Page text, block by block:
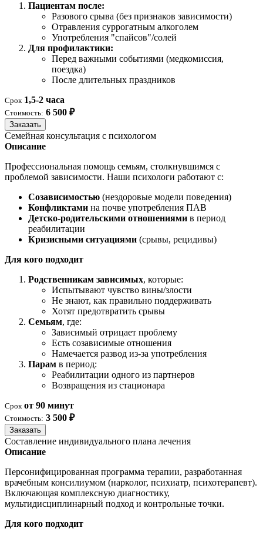
Пациентам после:
Разового срыва (без признаков зависимости)
Отравления суррогатным алкоголем
Употребления "спайсов"/солей
Для профилактики:
Перед важными событиями (медкомиссия,
поездка)
После длительных праздников
Срок 1,5-2 часа
Стоимость: 6 500 ₽
Заказать
Семейная консультация с психологом
Описание
Профессиональная помощь семьям, столкнувшимся с
проблемой зависимости. Наши психологи работают с:
Созависимостью (нездоровые модели поведения)
Конфликтами на почве употребления ПАВ
Детско-родительскими отношениями в период
реабилитации
Кризисными ситуациями (срывы, рецидивы)
Для кого подходит
Родственникам зависимых, которые:
Испытывают чувство вины/злости
Не знают, как правильно поддерживать
Хотят предотвратить срывы
Семьям, где:
Зависимый отрицает проблему
Есть созависимые отношения
Намечается развод из-за употребления
Парам в период:
Реабилитации одного из партнеров
Возвращения из стационара
Срок от 90 минут
Стоимость: 3 500 ₽
Заказать
Составление индивидуального плана лечения
Описание
Персонифицированная программа терапии, разработанная
врачебным консилиумом (нарколог, психиатр, психотерапевт).
Включающая комплексную диагностику,
мультидисциплинарный подход и контрольные точки.
Для кого подходит